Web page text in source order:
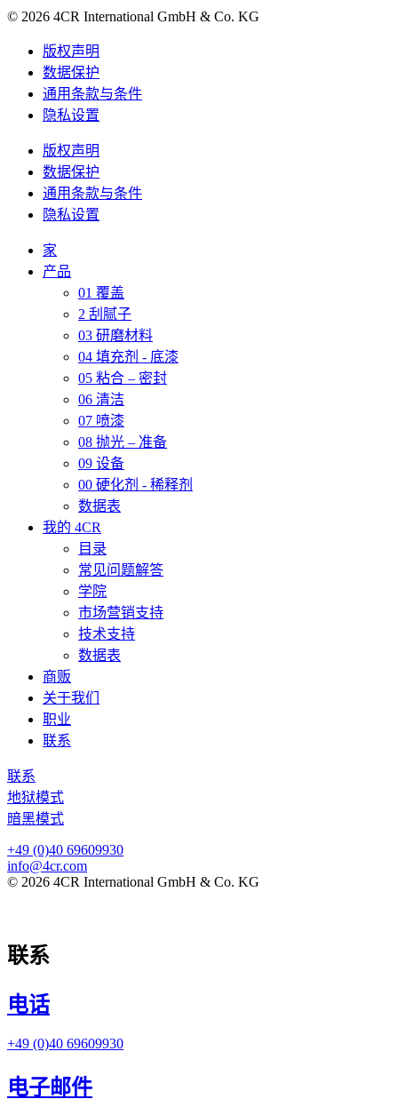
© 2026 4CR International GmbH & Co. KG
版权声明
数据保护
通用条款与条件
隐私设置
版权声明
数据保护
通用条款与条件
隐私设置
家
产品
01 覆盖
2 刮腻子
03 研磨材料
04 填充剂 - 底漆
05 粘合 – 密封
06 清洁
07 喷漆
08 抛光 – 准备
09 设备
00 硬化剂 - 稀释剂
数据表
我的 4CR
目录
常见问题解答
学院
市场营销支持
技术支持
数据表
商贩
关于我们
职业
联系
联系
地狱模式
暗黑模式
+49 (0)40 69609930
info@4cr.com
© 2026 4CR International GmbH & Co. KG
联系
电话
+49 (0)40 69609930
电子邮件